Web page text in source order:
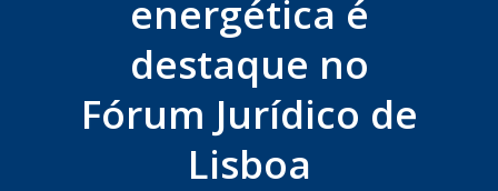
energética é
destaque no
Fórum Jurídico de
Lisboa